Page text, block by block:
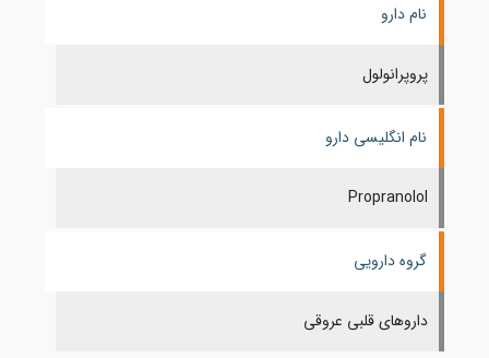
نام دارو
پروپرانولول
نام انگلیسی دارو
Propranolol
گروه دارویی
داروهای قلبی عروقی